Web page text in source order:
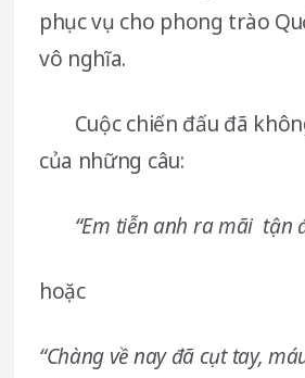
phục vụ cho phong trào
vô nghĩa.
Cuộc chiến đấu đã
của những câu:
“Em tiễn anh ra mãi tận
hoặc
“Chàng về nay đã cụt tay,